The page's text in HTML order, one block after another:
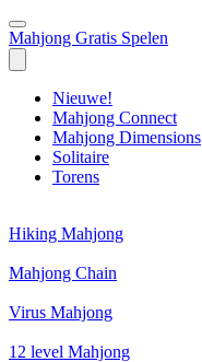
Mahjong Gratis Spelen
Nieuwe!
Mahjong Connect
Mahjong Dimensions
Solitaire
Torens
Hiking Mahjong
Mahjong Chain
Virus Mahjong
12 level Mahjong